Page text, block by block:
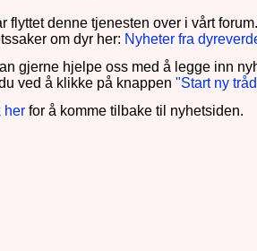
flyttet denne tjenesten over i vårt
om dyr her: Nyheter fra
gjerne hjelpe oss med å legge inn
ved å klikke på knappen "Start ny
her for å komme tilbake til nyhetsiden.